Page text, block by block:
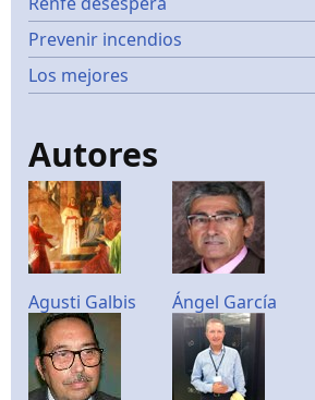
Prevenir incendios
Los mejores
Autores
Agusti Galbis Ángel García